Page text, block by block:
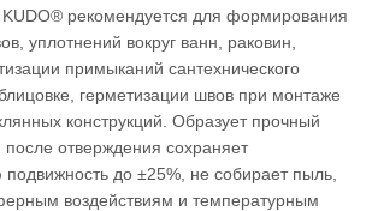
KUDO® рекомендуется для формирования
уплотнений вокруг ванн, раковин,
примыканий сантехнического
герметизации швов при монтаже
конструкций. Образует прочный
отверждения сохраняет
до ±25%, не собирает пыль,
воздействиям и температурным